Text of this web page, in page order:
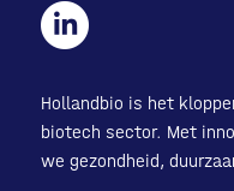
Hollandbio is het
biotech sector. Met
we gezondheid,